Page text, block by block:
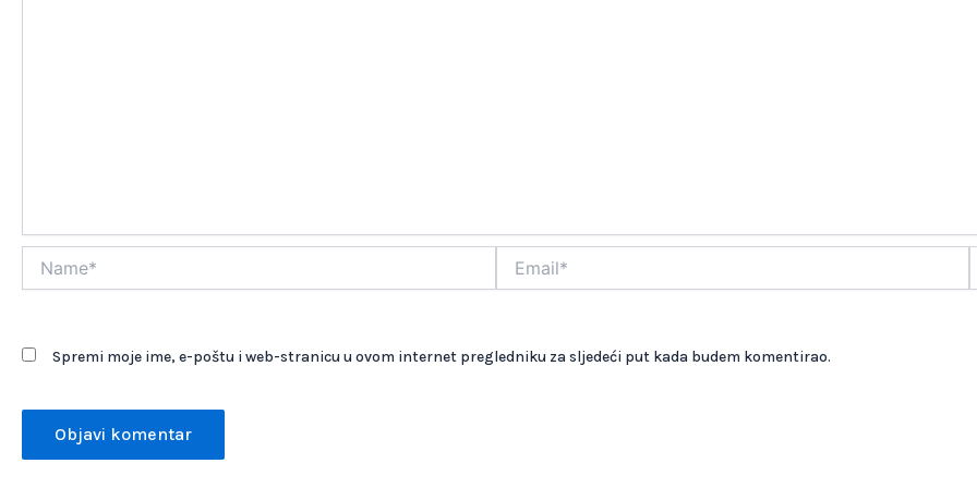
Spremi moje ime, e-poštu i web-stranicu u ovom internet pregledniku za sljedeći put kada budem komentirao.